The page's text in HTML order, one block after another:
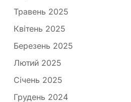
Травень 2025
Квітень 2025
Березень 2025
Лютий 2025
Січень 2025
Грудень 2024